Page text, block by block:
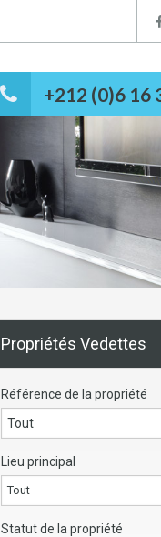
+212 (0)6 16
Propriétés Vedettes
Référence de la propriété
Lieu principal
Tout
Statut de la propriété